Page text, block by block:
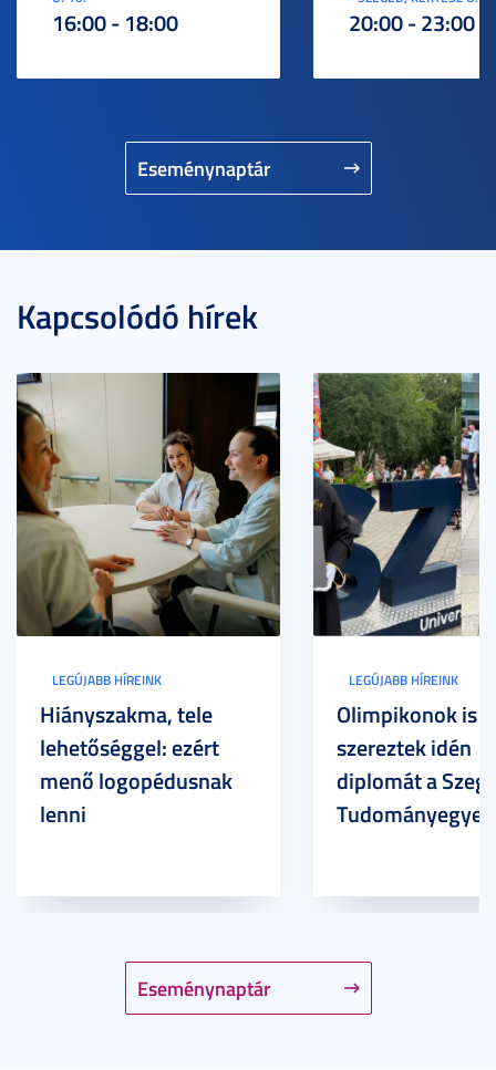
Eseménynaptár
16:00 - 18:00 20:00 - 23:00
Kapcsolódó hírek
Eseménynaptár
LEGÚJABB HÍREINK
Hiányszakma, tele
lehetőséggel: ezért
menő logopédusnak
lenni
LEGÚJABB HÍREINK
Olimpikonok is
szereztek idén
diplomát a